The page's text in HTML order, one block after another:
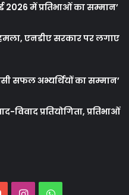
में प्रतिभाओं का सम्मान’
एनडीए सरकार पर लगाए
सफल अभ्यर्थियों का सम्मान’
विवाद प्रतियोगिता, प्रतिभाओं